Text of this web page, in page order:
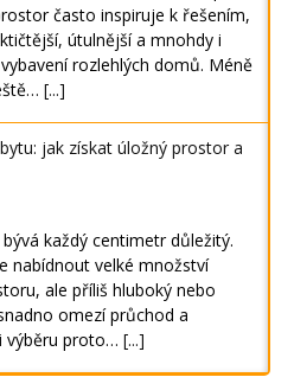
často inspiruje k řešením,
útulnější a mnohdy i
rozlehlých domů. Méně
[...]
jak získat úložný prostor a
každý centimetr důležitý.
nabídnout velké množství
ale příliš hluboký nebo
omezí průchod a
výběru proto… [...]